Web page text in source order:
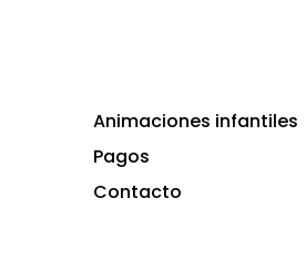
Animaciones infantiles
Pagos
Contacto